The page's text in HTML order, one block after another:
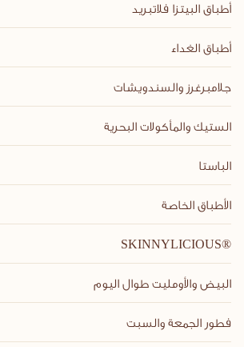
أطباق البيتزا فلاتبريد
أطباق الغداء
جلامبرغرز والسندويشات
الستيك والمأكولات البحرية
الباستا
الأطباق الخاصة
SKINNYLICIOUS®
البيض والأومليت طوال اليوم
فطور الجمعة والسبت